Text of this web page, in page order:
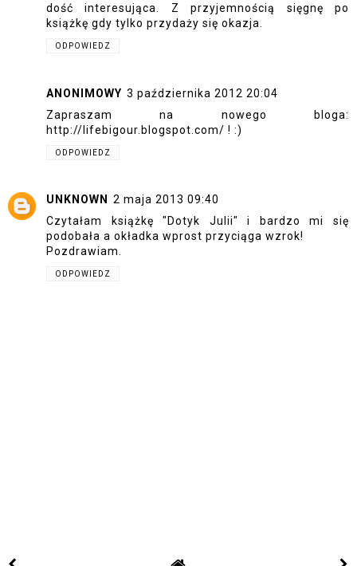
dość interesująca. Z przyjemnością sięgnę po
książkę gdy tylko przydaży się okazja.
ODPOWIEDZ
ANONIMOWY 3 października 2012 20:04
Zapraszam na nowego bloga:
http://lifebigour.blogspot.com/ ! :)
ODPOWIEDZ
UNKNOWN
2 maja 2013 09:40
Czytałam książkę "Dotyk Julii" i bardzo mi się
podobała a okładka wprost przyciąga wzrok!
Pozdrawiam.
ODPOWIEDZ